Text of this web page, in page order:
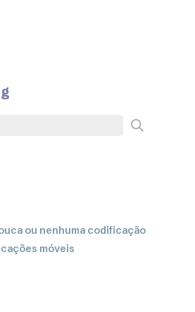
ou nenhuma codificação
móveis